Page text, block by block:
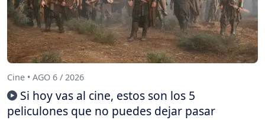
Cine • AGO 6 / 2026
Si hoy vas al cine, estos son los 5
peliculones que no puedes dejar pasar